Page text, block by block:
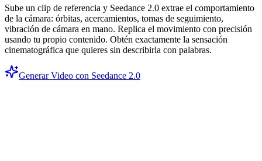
Sube un clip de referencia y Seedance 2.0 extrae el comportamiento
de la cámara: órbitas, acercamientos, tomas de seguimiento,
vibración de cámara en mano. Replica el movimiento con precisión
usando tu propio contenido. Obtén exactamente la sensación
cinematográfica que quieres sin describirla con palabras.
Generar Video con Seedance 2.0